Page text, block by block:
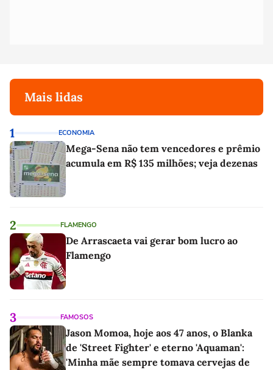
Mais lidas
1 ECONOMIA
Mega-Sena não tem vencedores e prêmio
acumula em R$ 135 milhões; veja dezenas
2 FLAMENGO
De Arrascaeta vai gerar bom lucro ao
Flamengo
3 FAMOSOS
Jason Momoa, hoje aos 47 anos, o Blanka
de 'Street Fighter' e eterno 'Aquaman':
'Minha mãe sempre tomava cervejas de